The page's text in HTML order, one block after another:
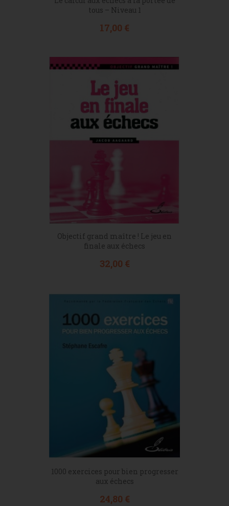
tous – Niveau 1
Prix
17,00 €
Objectif grand maître ! Le jeu en
finale aux échecs
Prix
32,00 €
1000 exercices pour bien progresser
aux échecs
Prix
24,80 €